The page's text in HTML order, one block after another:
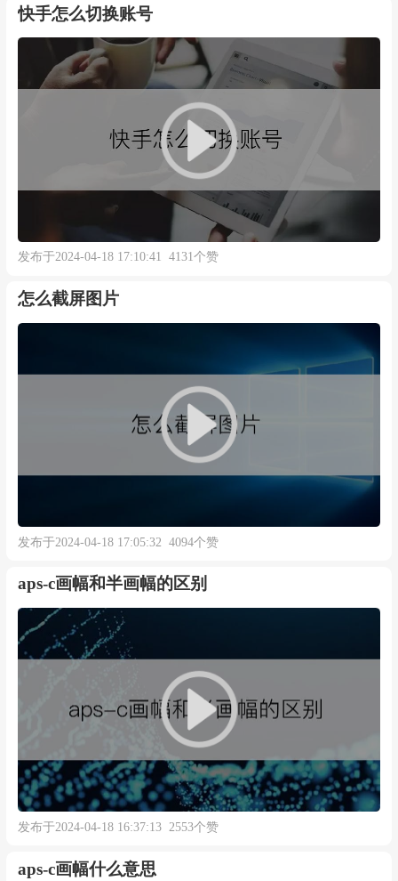
快手怎么切换账号
发布于2024-04-18 17:10:41 4131个赞
怎么截屏图片
发布于2024-04-18 17:05:32 4094个赞
aps-c画幅和半画幅的区别
发布于2024-04-18 16:37:13 2553个赞
aps-c画幅什么意思